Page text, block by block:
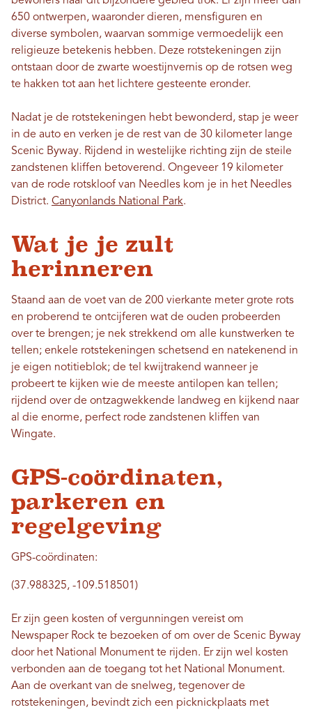
650 ontwerpen, waaronder dieren, mensfiguren en
diverse symbolen, waarvan sommige vermoedelijk een
religieuze betekenis hebben. Deze rotstekeningen zijn
ontstaan ​​door de zwarte woestijnvernis op de rotsen weg
te hakken tot aan het lichtere gesteente eronder.
Nadat je de rotstekeningen hebt bewonderd, stap je weer
in de auto en verken je de rest van de 30 kilometer lange
Scenic Byway. Rijdend in westelijke richting zijn de steile
zandstenen kliffen betoverend. Ongeveer 19 kilometer
van de rode rotskloof van Needles kom je in het Needles
District. Canyonlands National Park.
Wat je je zult
herinneren
Staand aan de voet van de 200 vierkante meter grote rots
en proberend te ontcijferen wat de ouden probeerden
over te brengen; je nek strekkend om alle kunstwerken te
tellen; enkele rotstekeningen schetsend en natekenend in
je eigen notitieblok; de tel kwijtrakend wanneer je
probeert te kijken wie de meeste antilopen kan tellen;
rijdend over de ontzagwekkende landweg en kijkend naar
al die enorme, perfect rode zandstenen kliffen van
Wingate.
GPS-coördinaten,
parkeren en
regelgeving
GPS-coördinaten:
(37.988325, -109.518501)
Er zijn geen kosten of vergunningen vereist om
Newspaper Rock te bezoeken of om over de Scenic Byway
door het National Monument te rijden. Er zijn wel kosten
verbonden aan de toegang tot het National Monument.
Aan de overkant van de snelweg, tegenover de
rotstekeningen, bevindt zich een picknickplaats met